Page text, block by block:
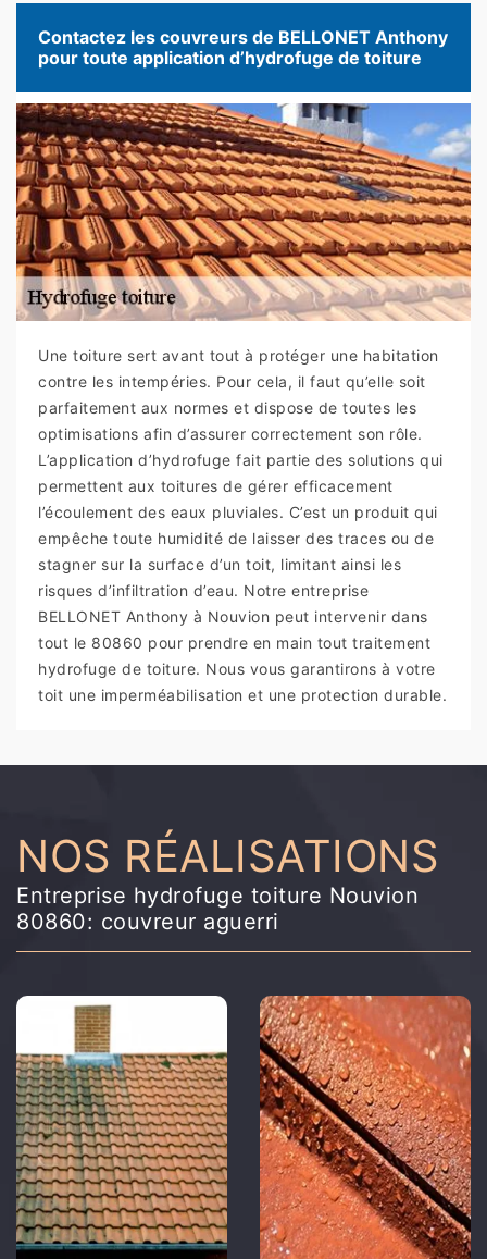
Contactez les couvreurs de BELLONET Anthony
pour toute application d’hydrofuge de toiture
Une toiture sert avant tout à protéger une habitation
contre les intempéries. Pour cela, il faut qu’elle soit
parfaitement aux normes et dispose de toutes les
optimisations afin d’assurer correctement son rôle.
L’application d’hydrofuge fait partie des solutions qui
permettent aux toitures de gérer efficacement
l’écoulement des eaux pluviales. C’est un produit qui
empêche toute humidité de laisser des traces ou de
stagner sur la surface d’un toit, limitant ainsi les
risques d’infiltration d’eau. Notre entreprise
BELLONET Anthony à Nouvion peut intervenir dans
tout le 80860 pour prendre en main tout traitement
hydrofuge de toiture. Nous vous garantirons à votre
toit une imperméabilisation et une protection durable.
NOS RÉALISATIONS
Entreprise hydrofuge toiture Nouvion
80860: couvreur aguerri